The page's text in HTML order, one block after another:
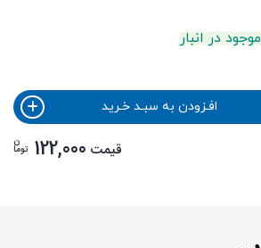
موجود در انبار
افـزودن به سبـد خـرید
قیمت 122,000 توما
ن